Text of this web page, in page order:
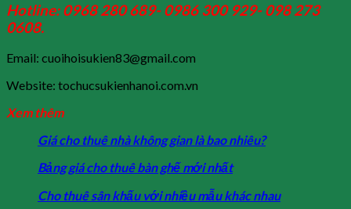
Hotline: 0968 280 689- 0986 300 929- 098 273
0608.
Email: cuoihoisukien83@gmail.com
Website: tochucsukienhanoi.com.vn
Xem thêm
Giá cho thuê nhà không gian là bao nhiêu?
Bảng giá cho thuê bàn ghế mới nhất
Cho thuê sân khấu với nhiều mẫu khác nhau